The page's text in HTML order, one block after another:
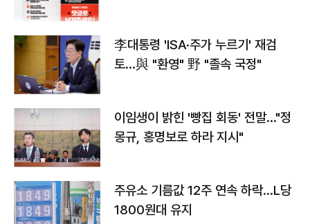
李대통령 'ISA·주가 누르기' 재검
토…與 "환영" 野 "졸속 국정"
이임생이 밝힌 '빵집 회동' 전말…"정
몽규, 홍명보로 하라 지시"
주유소 기름값 12주 연속 하락…L당
1800원대 유지